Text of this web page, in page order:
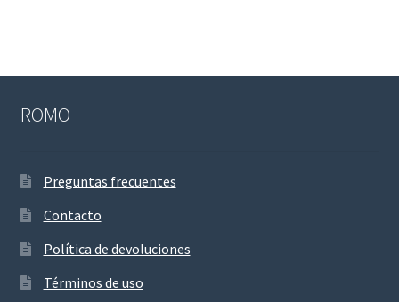
ROMO
Preguntas frecuentes
Contacto
Política de devoluciones
Términos de uso